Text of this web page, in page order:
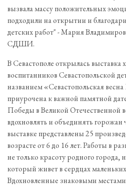
вызвала массу положительных
подходили на открытии и
детских работ" - Мария
СДШИ.
В Севастополе открылась выставка
воспитанников Севастопольской
названием «Севастопольская
приурочена к важной памятной
Победы в Великой Отечественной
вдохновлять и объединять горожан
выставке представлены 25
возрасте от 6 до 16 лет. Работы в
не только красоту родного города,
который живет в сердцах
Вдохновленные знаковыми